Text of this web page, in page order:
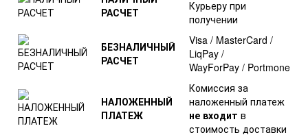
РАСЧЕТ
Курьеру при
получении
БЕЗНАЛИЧНЫЙ
РАСЧЕТ
Visa / MasterCard /
LiqPay /
WayForPay / Portmone
НАЛОЖЕННЫЙ
ПЛАТЕЖ
Комиссия за
наложенный платеж
не входит в
стоимость доставки